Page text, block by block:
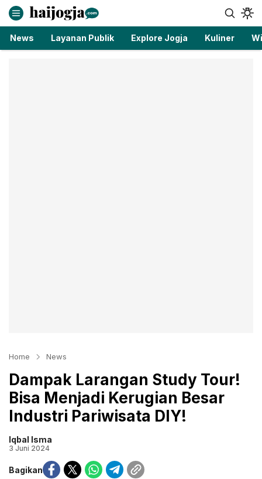
haijogja.com
Berita Jogja Terbaru dan Terkini
News Layanan Publik Explore Jogja Kuliner
Home News
Dampak Larangan Study Tour!
Bisa Menjadi Kerugian Besar
Industri Pariwisata DIY!
Iqbal Isma
3 Juni 2024
Bagikan